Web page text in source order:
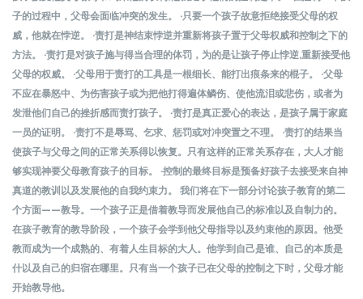
子的过程中，父母会面临冲突的发生。 ·只要一个孩子故意拒绝接受父母的权
威，他就在悖逆。 ·责打是神结束悖逆并重新将孩子置于父母权威和控制之下的
方法。 ·责打是对孩子施与得当合理的体罚，为的是让孩子停止悖逆,重新接受他
父母的权威。 ·父母用于责打的工具是一根细长、能打出痕条来的棍子。 ·父母
不应在暴怒中、为伤害孩子或为把他打得遍体鳞伤、使他流泪或悲伤，或者为
发泄他们自己的挫折感而责打孩子。 ·责打是真正爱心的表达，是孩子属于家庭
一员的证明。 ·责打不是辱骂、乞求、惩罚或对冲突置之不理。 ·责打的结果当
使孩子与父母之间的正常关系得以恢复。只有这样的正常关系存在，大人才能
够实现神要父母教育孩子的目标。 ·控制的最终目标是预备好孩子去接受来自神
真道的教训以及发展他的自我约束力。 我们将在下一部分讨论孩子教育的第二
个方面——教导。一个孩子正是借着教导而发展他自己的标准以及自制力的。
在孩子教育的教导阶段，一个孩子会学到他父母指导以及约束他的原因。他受
教而成为一个成熟的、有着人生目标的大人。他学到自己是谁、自己的本质是
什以及自己的归宿在哪里。只有当一个孩子已在父母的控制之下时，父母才能
开始教导他。